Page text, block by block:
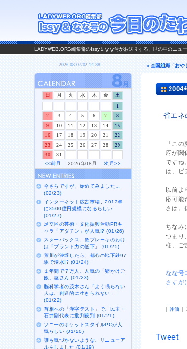
LADYWEB.ORG編集部のIssy＆なな号がお送りする、世の中のニュ
« 全国組織「おや
2004
省エネ
「こ
府が関
ですね
は、ビ
以前よ
応可能
さは。
ちなみ
つまり
様、ご
なな
さすが
| 評価 |
Tweet
日 月 火 水 木 金
土
1
2
3 4 5 6 7
8
9
10 11 12 13 14
15
16
17 18 19 20 21
22
23
24 25 26 27 28
29
30
31
<<前月
2026年08月次月>>
今さらですが、始めてみました…
(02/23)
インターネット広告市場、2013年
に8500億円規模になるらしい
(01/27)
足立区の芸術・文化振興活動PRキ
ャラ「アダチン」が人気!? (01/26)
スターバックス、急ブレーキのわけ
は「ブランド力の低下」 (01/25)
荒川が決壊したら、都心の地下鉄97
駅で浸水!? (01/24)
１年間で７万人、人気の「卵かけご
飯」屋さん (01/23)
脳科学者の茂木さん「よく眠らない
人は、創造的に生きられない」
(01/22)
首相への「漢字テスト」で、民主・
石井副代表に批判殺到 (01/21)
ソニーのポケットスタイルPCが人
気らしい (01/20)
誰も気づかないような、リニューア
ルをしました (01/19)